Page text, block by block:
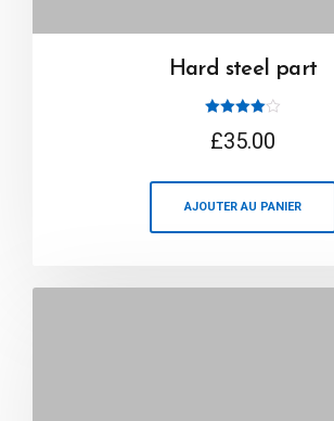
Hard steel part
sur 5
£35.00
AJOUTER AU PANIER